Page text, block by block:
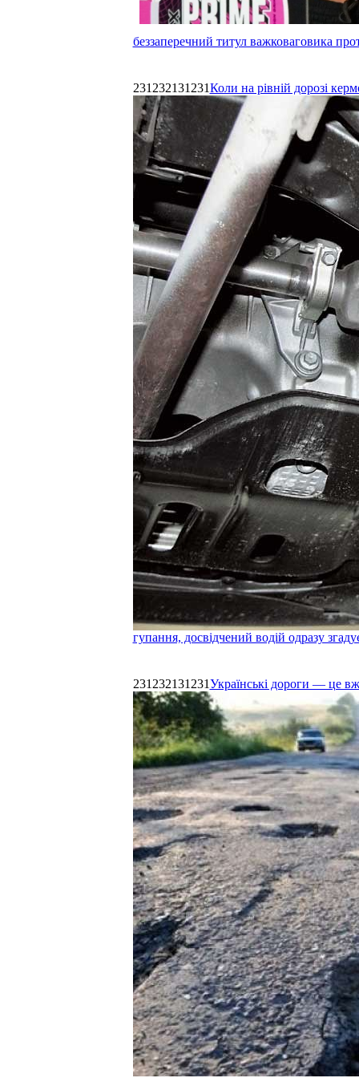
беззаперечний титул важковаговика
231232131231Коли на рівній дорозі
гупання, досвідчений водій одразу
231232131231Українські дороги — це